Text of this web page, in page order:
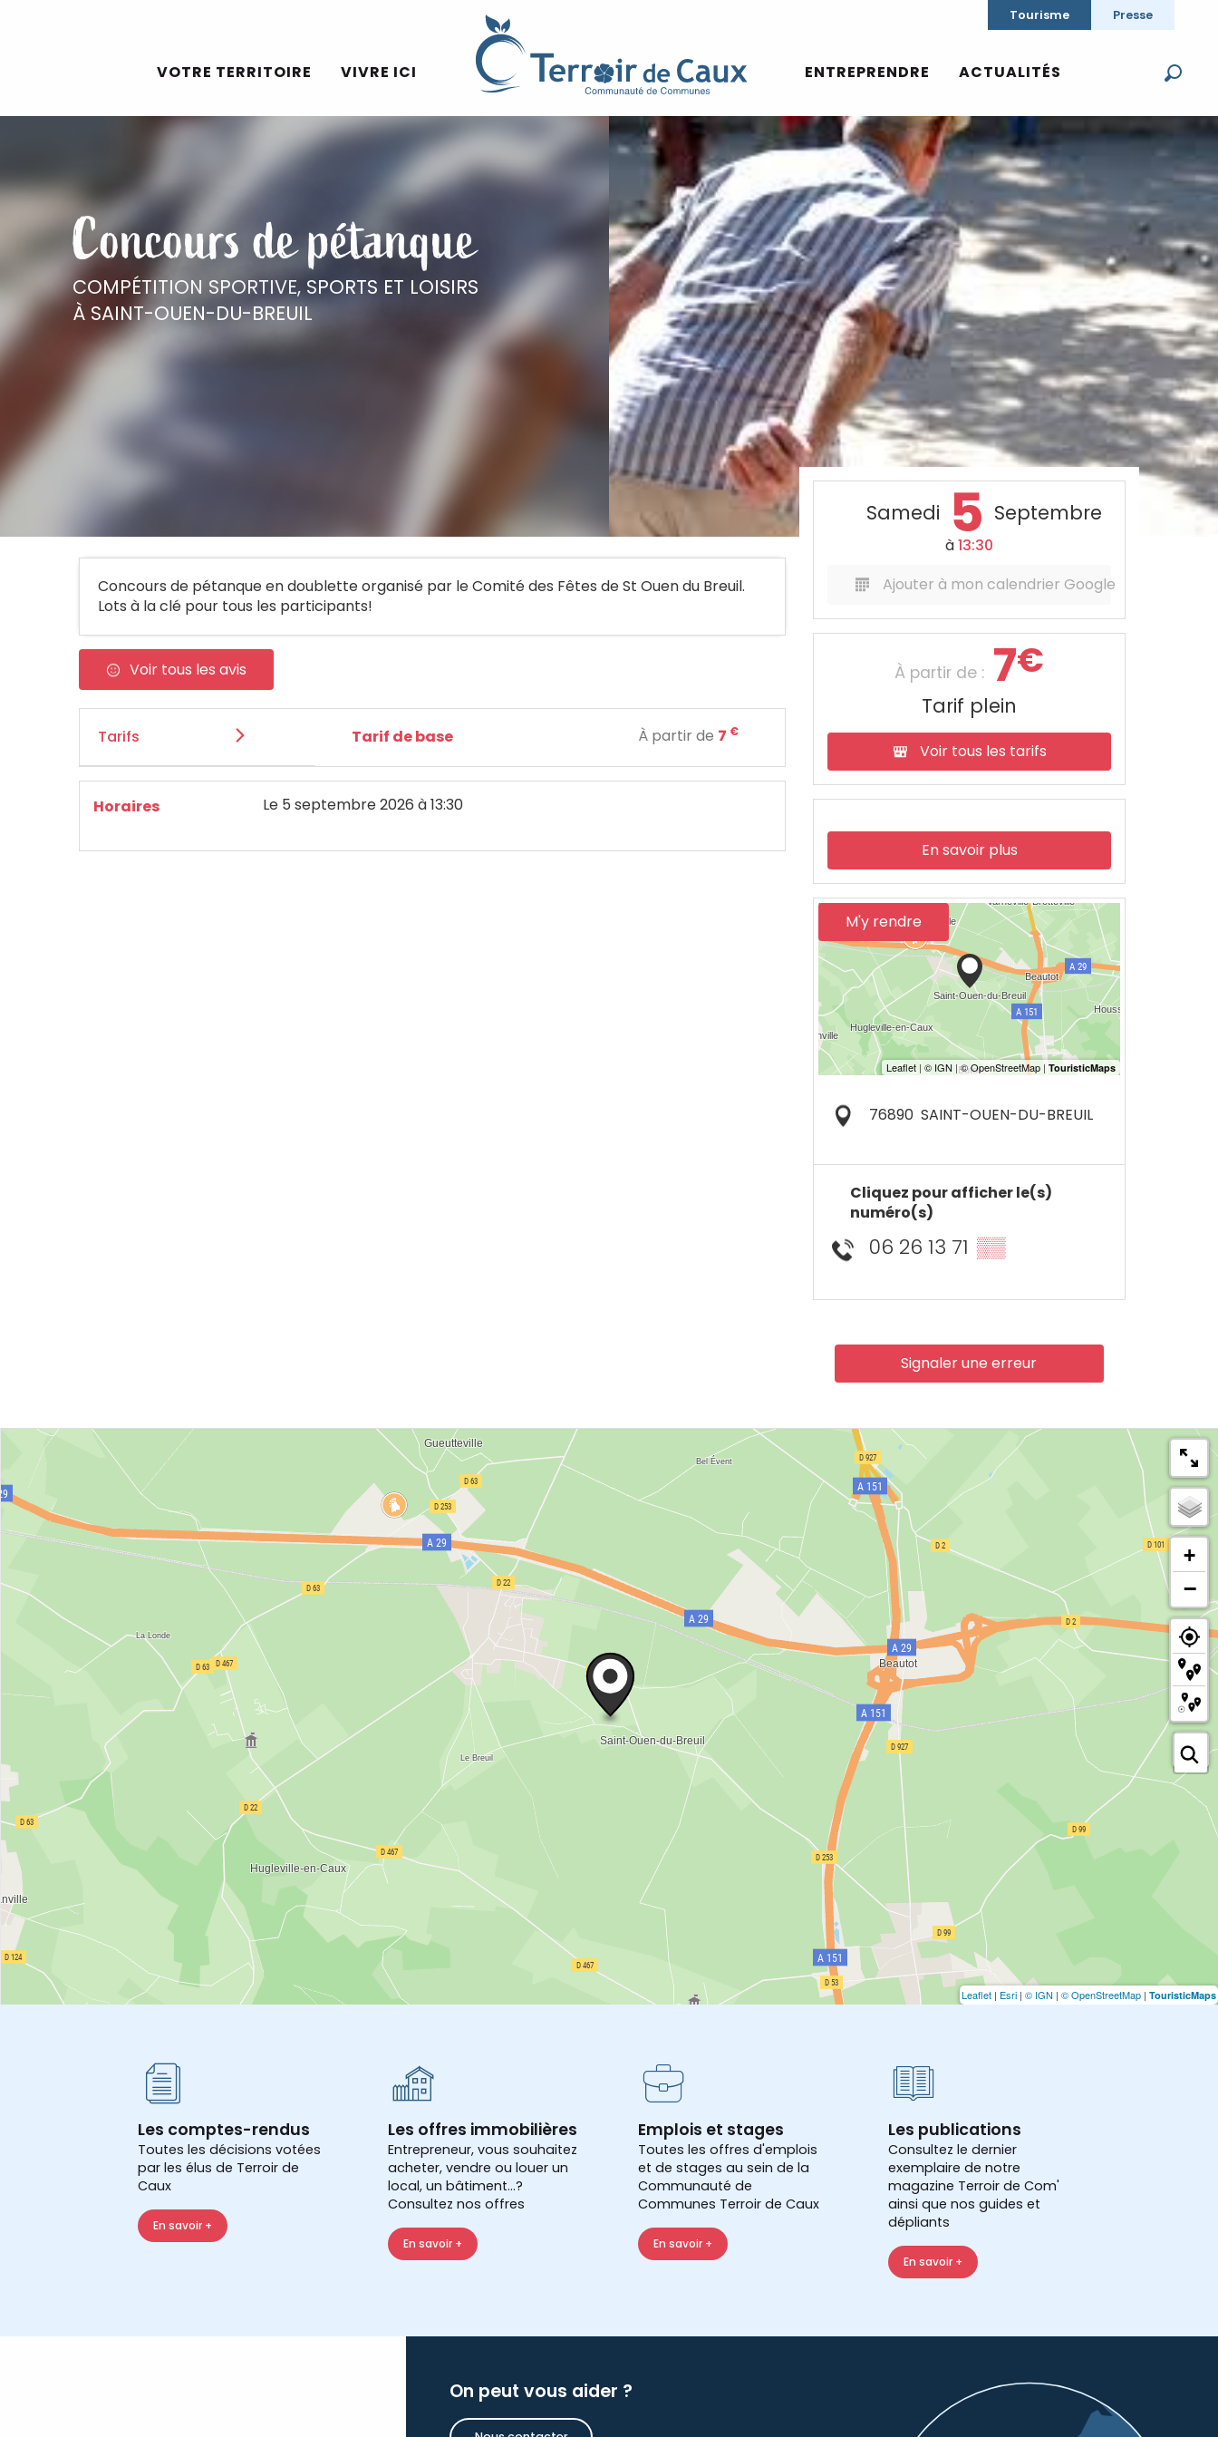
Tourisme Presse
VOTRE TERRITOIRE VIVRE ICI ENTREPRENDRE ACTUALITÉS
Concours de pétanque
COMPÉTITION SPORTIVE, SPORTS ET LOISIRS
À SAINT-OUEN-DU-BREUIL
Concours de pétanque en doublette organisé par le Comité des Fêtes de St Ouen du Breuil.
Lots à la clé pour tous les participants!
Voir tous les avis
Tarifs Tarif de base À partir de 7 €
Horaires Le 5 septembre 2026 à 13:30
Samedi 5 Septembre
à13:30
Ajouter à mon calendrier Google
À partir de : 7€
Tarif plein
Voir tous les tarifs
En savoir plus
M'y rendre
76890 SAINT-OUEN-DU-BREUIL
Cliquez pour afficher le(s)
numéro(s)
06 26 13 71 ▒▒
Signaler une erreur
+
−
Leaflet | Esri | © IGN | © OpenStreetMap | TouristicMaps
Les comptes-rendus
Toutes les décisions votées
par les élus de Terroir de
Caux
En savoir +
Les offres immobilières
Entrepreneur, vous souhaitez
acheter, vendre ou louer un
local, un bâtiment...?
Consultez nos offres
En savoir +
Emplois et stages
Toutes les offres d'emplois
et de stages au sein de la
Communauté de
Communes Terroir de Caux
En savoir +
Les publications
Consultez le dernier
exemplaire de notre
magazine Terroir de Com'
ainsi que nos guides et
dépliants
En savoir +
On peut vous aider ?